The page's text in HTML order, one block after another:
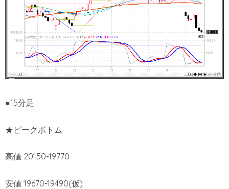
●15分足
★ピークボトム
高値 20150-19770
安値 19670-19490(仮)